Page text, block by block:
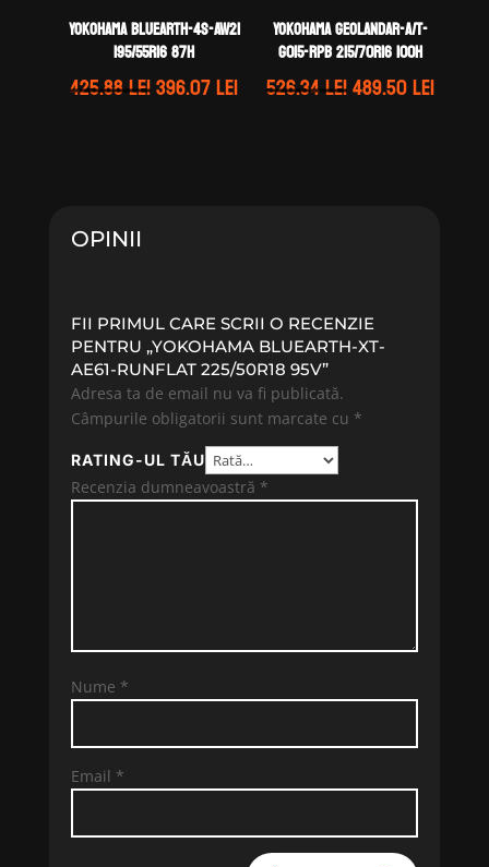
Yokohama BLUEARTH-4S-AW21
195/55R16 87H
425.88leiPrețul
396.07leiPrețul
Yokohama GEOLANDAR-A/T-
G015-RPB 215/70R16 100H
526.34leiPrețul
489.50leiPrețul
OPINII
FII PRIMUL CARE SCRII O RECENZIE
PENTRU „YOKOHAMA BLUEARTH-XT-
AE61-RUNFLAT 225/50R18 95V”
Adresa ta de email nu va fi publicată.
Câmpurile obligatorii sunt marcate cu *
RATING-UL TĂU
Recenzia dumneavoastră *
Nume *
Email *